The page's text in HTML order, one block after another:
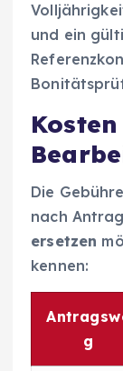
und ein
Die
nach
ersetzen
kennen:
g